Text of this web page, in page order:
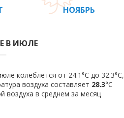
НОЯБРЬ
В ИЮЛЕ
колеблется от 24.1°C до 32.3°C,
воздуха составляет 28.3°C
воздуха в среднем за месяц